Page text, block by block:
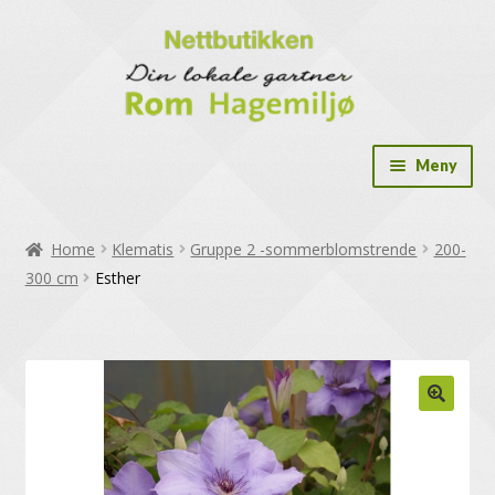
Meny
Drivhus tilbehør
Frø og dyrk selv løsninger
Hekkplanter
Home Klematis Gruppe 2 -sommerblomstrende
200-
300 cm
Esther